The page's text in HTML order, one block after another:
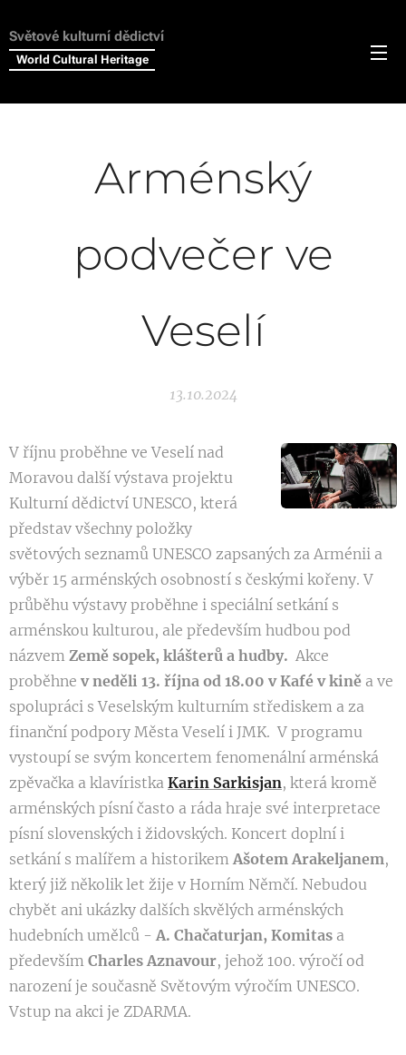
Světové kulturní dědictví
World Cultural Heritage
Arménský
podvečer ve
Veselí
13.10.2024
V říjnu proběhne ve Veselí nad
Moravou další výstava projektu
Kulturní dědictví UNESCO, která
představ všechny položky
světových seznamů UNESCO zapsaných za Arménii a
výběr 15 arménských osobností s českými kořeny. V
průběhu výstavy proběhne i speciální setkání s
arménskou kulturou, ale především hudbou pod
názvem Země sopek, klášterů a hudby. Akce
proběhne v neděli 13. října od 18.00 v Kafé v kině a ve
spolupráci s Veselským kulturním střediskem a za
finanční podpory Města Veselí i JMK. V programu
vystoupí se svým koncertem fenomenální arménská
zpěvačka a klavíristka Karin Sarkisjan, která kromě
arménských písní často a ráda hraje své interpretace
písní slovenských i židovských. Koncert doplní i
setkání s malířem a historikemAšotem Arakeljanem,
který již několik let žije v Horním Němčí. Nebudou
chybět ani ukázky dalších skvělých arménských
hudebních umělců -A. Chačaturjan, Komitas a
především Charles Aznavour, jehož 100. výročí od
narození je současně Světovým výročím UNESCO.
Vstup na akci je ZDARMA.